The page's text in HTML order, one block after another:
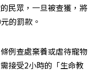
民眾，一旦被查獲，將
的罰款。
例查處棄養或虐待寵物
接受2小時的「生命教